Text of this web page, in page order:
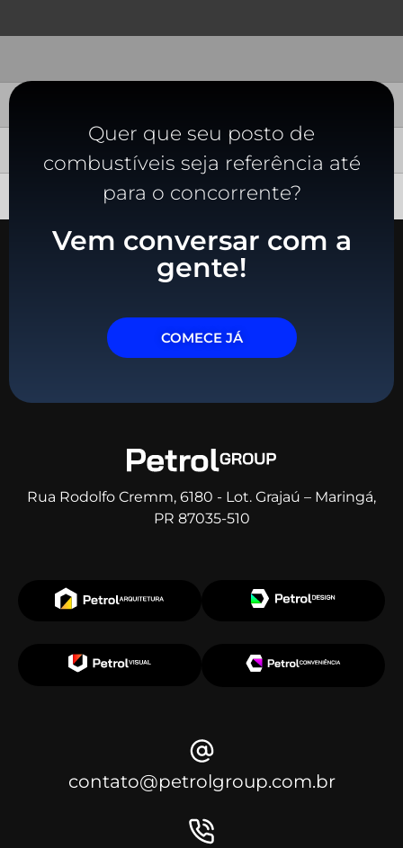
Quer que seu posto de
combustíveis seja referência até
para o concorrente?
Vem conversar com a
gente!
COMECE JÁ
Rua Rodolfo Cremm, 6180 - Lot. Grajaú – Maringá,
PR 87035-510
contato@petrolgroup.com.br